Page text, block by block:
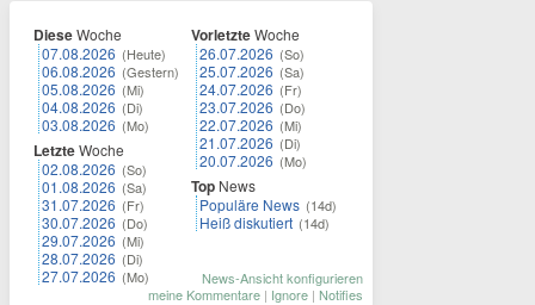
DieseWoche
07.08.2026 (Heute)
06.08.2026 (Gestern)
05.08.2026 (Mi)
04.08.2026 (Di)
03.08.2026 (Mo)
LetzteWoche
02.08.2026 (So)
01.08.2026 (Sa)
31.07.2026 (Fr)
30.07.2026 (Do)
29.07.2026 (Mi)
28.07.2026 (Di)
27.07.2026 (Mo)
VorletzteWoche
26.07.2026 (So)
25.07.2026 (Sa)
24.07.2026 (Fr)
23.07.2026 (Do)
22.07.2026 (Mi)
21.07.2026 (Di)
20.07.2026 (Mo)
Top News
Populäre News (14d)
Heiß diskutiert (14d)
News-Ansicht konfigurieren
meine Kommentare | Ignore | Notifies